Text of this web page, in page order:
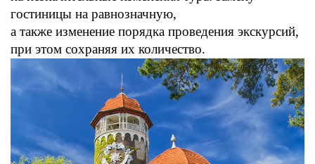
гостиницы на равнозначную,
а также изменение порядка проведения экскурсий,
при этом сохраняя их количество.